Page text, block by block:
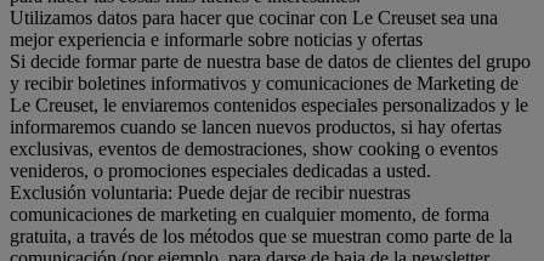
Utilizamos datos para hacer que cocinar con Le Creuset sea una
mejor experiencia e informarle sobre noticias y ofertas
Si decide formar parte de nuestra base de datos de clientes del grupo
y recibir boletines informativos y comunicaciones de Marketing de
Le Creuset, le enviaremos contenidos especiales personalizados y le
informaremos cuando se lancen nuevos productos, si hay ofertas
exclusivas, eventos de demostraciones, show cooking o eventos
venideros, o promociones especiales dedicadas a usted.
Exclusión voluntaria: Puede dejar de recibir nuestras
comunicaciones de marketing en cualquier momento, de forma
gratuita, a través de los métodos que se muestran como parte de la